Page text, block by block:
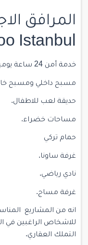
المرافق
Istanbul
خدمة أمن 24 ساعة يوميا.
مسبح داخلي ومسبح
حديقة لعب للاطفال.
مساحات خضراء.
حمام تركي
غرفة ساونا.
نادي رياضي.
غرفة مساج.
انه من المشاريع
للاشخاص الراغبين
التملك العقاري.